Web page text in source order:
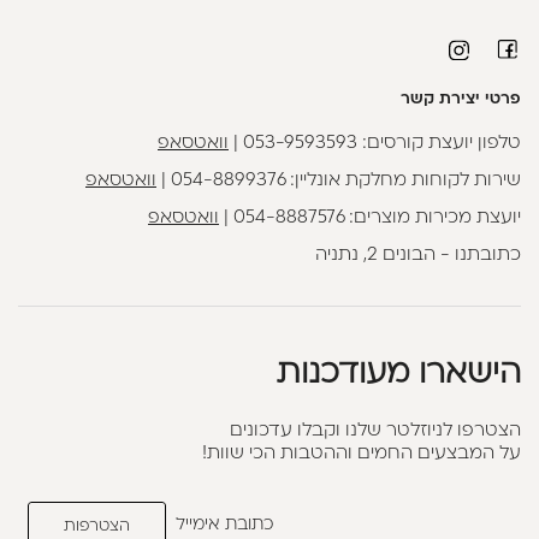
פרטי יצירת קשר
טלפון יועצת קורסים: 053-9593593 וואטסאפ
שירות לקוחות מחלקת אונליין:054-8899376 וואטסאפ
יועצת מכירות מוצרים:054-8887576 וואטסאפ
כתובתנו - הבונים 2, נתניה
הישארו מעודכנות
הצטרפו לניוזלטר שלנו וקבלו עדכונים
על המבצעים החמים וההטבות הכי שוות!